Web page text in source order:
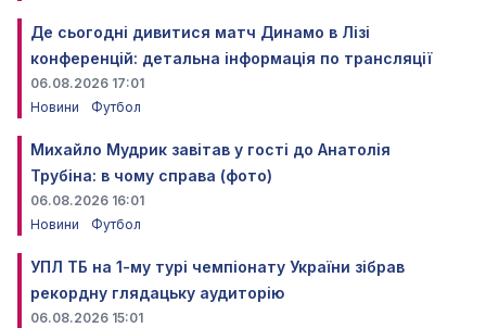
Де сьогодні дивитися матч Динамо в Лізі
конференцій: детальна інформація по трансляції
06.08.2026 17:01
Новини
Футбол
Михайло Мудрик завітав у гості до Анатолія
Трубіна: в чому справа (фото)
06.08.2026 16:01
Новини
Футбол
УПЛ ТБ на 1-му турі чемпіонату України зібрав
рекордну глядацьку аудиторію
06.08.2026 15:01